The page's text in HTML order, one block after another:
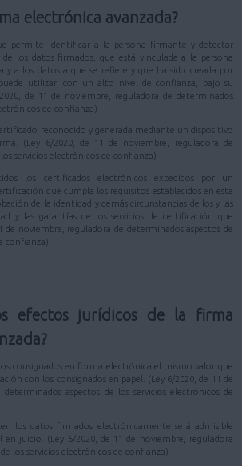
electrónica avanzada?
permite identificar a la persona firmante y detectar
los datos firmados, que está vinculada a la persona
y a los datos a que se refiere y que ha sido creada por
utilizar, con un alto nivel de confianza, bajo su
de 11 de noviembre, reguladora de determinados
de confianza)
reconocido y generada mediante un dispositivo
(Ley 6/2020, de 11 de noviembre, reguladora de
servicios electrónicos de confianza)
los certificados electrónicos expedidos por un
que cumpla los requisitos establecidos en esta
de la identidad y demás circunstancias de los y las
y las garantías de los servicios de certificación que
de noviembre, reguladora de determinados aspectos de
confianza)
efectos jurídicos de la firma
consignados en forma electrónica el mismo valor que
con los consignados en papel. (Ley 6/2020, de 11 de
aspectos de los servicios electrónicos de
los datos firmados electrónicamente será admisible
juicio. (Ley 6/2020, de 11 de noviembre, reguladora
los servicios electrónicos de confianza)